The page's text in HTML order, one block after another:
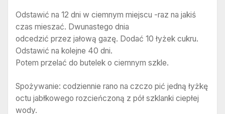
Odstawić na 12 dni w ciemnym miejscu -raz na jakiś
czas mieszać. Dwunastego dnia
odcedzić przez jałową gazę. Dodać 10 łyżek cukru.
Odstawić na kolejne 40 dni.
Potem przelać do butelek o ciemnym szkle.
Spożywanie: codziennie rano na czczo pić jedną łyżkę
octu jabłkowego rozcieńczoną z pół szklanki ciepłej
wody.